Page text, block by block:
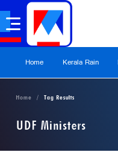
Home Kerala Rain
Home Tag Results
UDF Ministers